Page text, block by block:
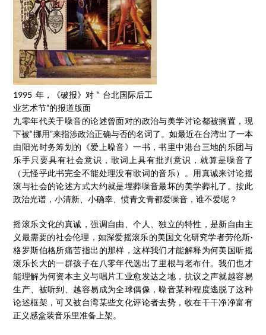
1995 年，《破报》对 “ 台北国际后工
业艺术节”的报道版面
九零年代关于噪音的论述曾面对的政治与美学讨论都被搁置，现
下被“挪用”来指涉政治正确与否的名词了。如最近在台湾出了一本
由阳光时务筹划的《爱上噪音》一书，书里中港台三地的乐团与
乐手只要具有社会意识，歌词上具有批判意识，就算是噪音了
（无怪乎此书完全不能处理没有歌词的音乐）。用真诚来讨论摇
滚与社会的论述方式大约就是埋葬噪音最坏的美学葬礼了。按此
政治光谱，小清新、小确幸、愤青文青都爱噪音，谁不爱呢？
摇滚乐文化的真诚，强调自由、个人、独立的特性，是新自由主
义最需要的社会伦理，如深爱摇滚乐的美国文化研究学者劳伦斯·
格罗斯伯格所痛苦指出的那样，这样我们才能解释为何美国听摇
滚乐长大的一群孩子在八零年代选出了里根与老布什。我们也才
能理解为何资本主义与唱片工业愈发达之地，抗议之声就越容易
生产、被听到、越容易成为全球偶像，噪音某种程度逃脱了这种
论述框架，可又被台湾某些文化评论者去势，收在干干净净富有
正义感盒装音乐里准备上架。